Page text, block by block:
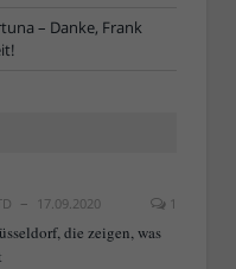
– Danke, Frank
17.09.2020 1
die zeigen, was